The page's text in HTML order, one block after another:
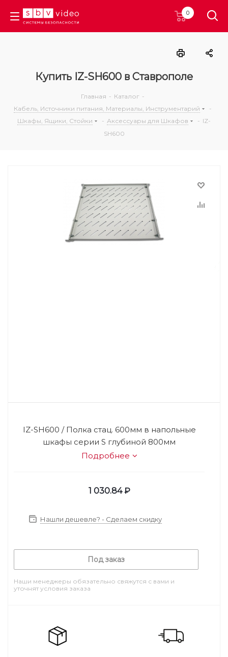
0
Купить IZ-SH600 в Ставрополе
Главная - Каталог -
Кабель, Источники питания, Материалы, Инструментарий
-
Шкафы, Ящики, Стойки
- Аксессуары для Шкафов - IZ-
SH600
IZ-SH600 / Полка стац. 600мм в напольные
шкафы серии S глубиной 800мм
Подробнее
1 030.84₽
Нашли дешевле? - Сделаем скидку
Под заказ
Наши менеджеры обязательно свяжутся с вами и
уточнят условия заказа